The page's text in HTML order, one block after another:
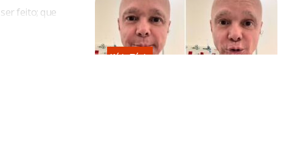
feito; que
a gente sonha”
Kátia Flávia